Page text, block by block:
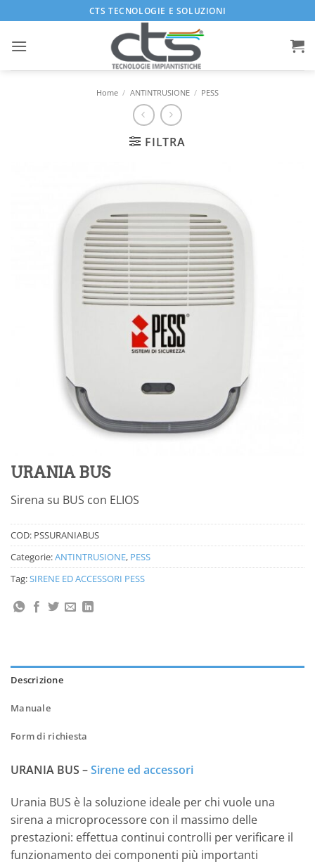
ai
contenuti
CTS TECNOLOGIE E SOLUZIONI
Home / ANTINTRUSIONE / PESS
FILTRA
URANIA BUS
Sirena su BUS con ELIOS
COD: PSSURANIABUS
Categorie:ANTINTRUSIONE, PESS
Tag:SIRENE ED ACCESSORI PESS
Descrizione
Manuale
Form di richiesta
URANIA BUS –Sirene ed accessori
Urania BUS è la soluzione ideale per chi vuole una
sirena a microprocessore con il massimo delle
prestazioni: effettua continui controlli per verificare il
funzionamento dei componenti più importanti